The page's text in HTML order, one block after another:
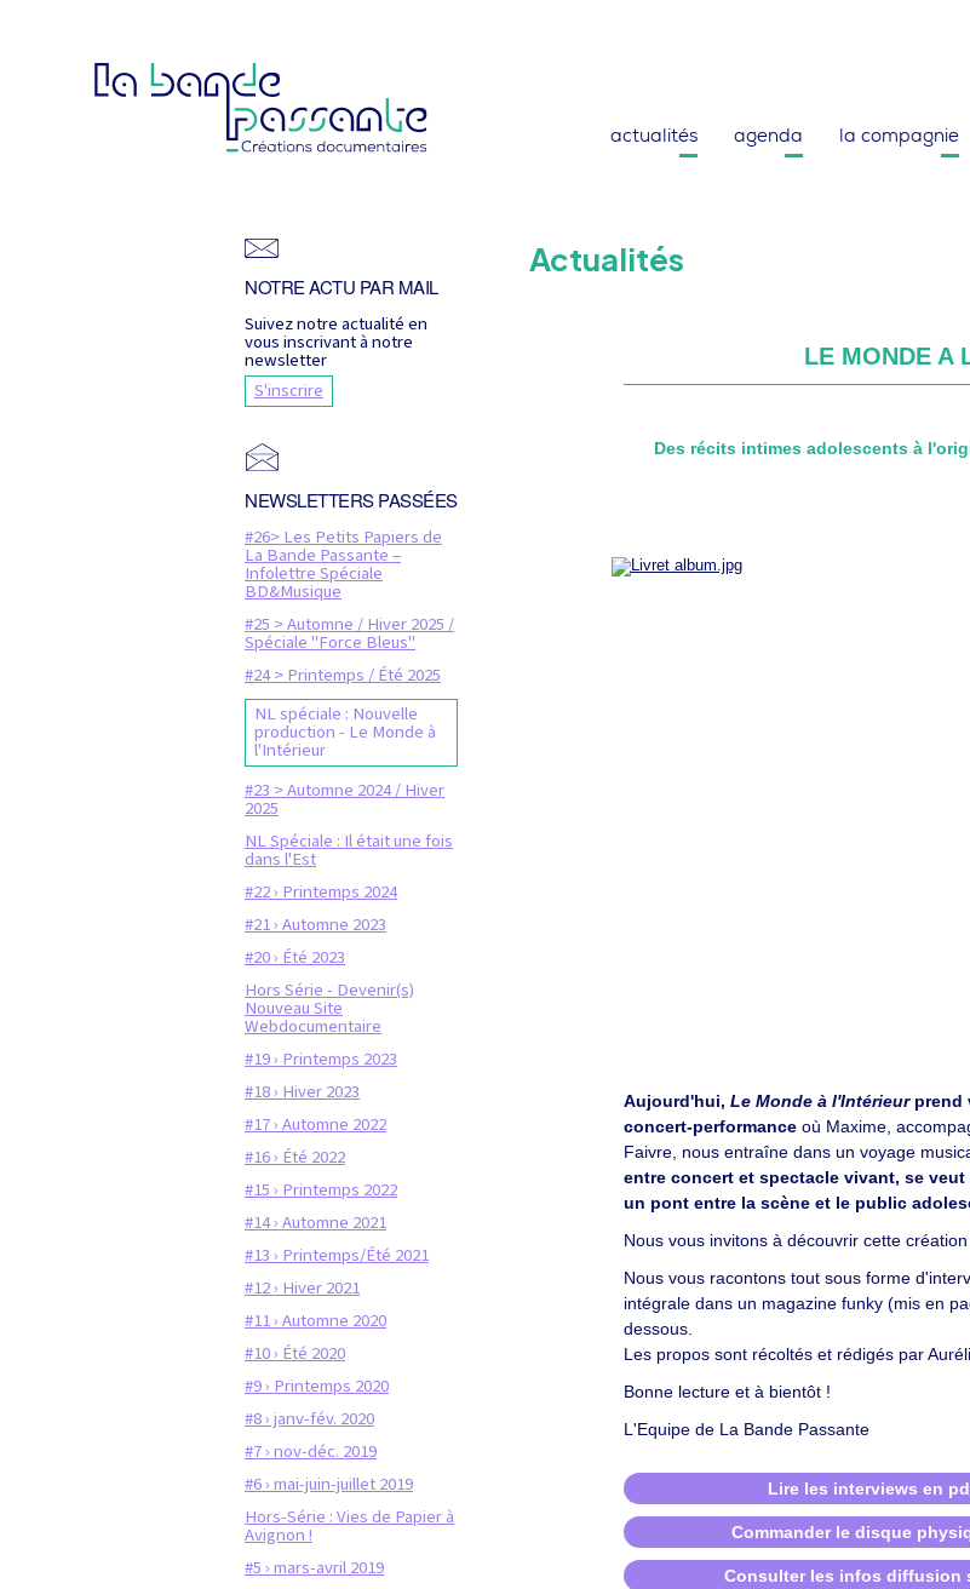
actualités agenda la compagnie
Actualités
NOTRE ACTU PAR MAIL
Suivez notre actualité en
vous inscrivant à notre
newsletter
S'inscrire
NEWSLETTERS PASSÉES
#26> Les Petits Papiers de
La Bande Passante –
Infolettre Spéciale
BD&Musique
#25 > Automne / Hiver 2025 /
Spéciale "Force Bleus"
#24 > Printemps / Été 2025
NL spéciale : Nouvelle
production - Le Monde à
l'Intérieur
#23 > Automne 2024 / Hiver
2025
NL Spéciale : Il était une fois
dans l'Est
#22 › Printemps 2024
#21 › Automne 2023
#20 › Été 2023
Hors Série - Devenir(s)
Nouveau Site
Webdocumentaire
#19 › Printemps 2023
#18 › Hiver 2023
#17 › Automne 2022
#16 › Été 2022
#15 › Printemps 2022
#14 › Automne 2021
#13 › Printemps/Été 2021
#12 › Hiver 2021
#11 › Automne 2020
#10 › Été 2020
#9 › Printemps 2020
#8 › janv-fév. 2020
#7 › nov-déc. 2019
#6 › mai-juin-juillet 2019
Hors-Série : Vies de Papier à
Avignon !
#5 › mars-avril 2019
LE MONDE A
Des récits intimes adolescents à
Aujourd'hui, Le Monde à l'Intérieurprend
concert-performanceoù Maxime,
Faivre, nous entraîne dans un voyage
entre concert et spectacle vivant, se
un pont entre la scène et le public
Nous vous invitons à découvrir cette création
Nous vous racontons tout sous forme
intégrale dans un magazine funky (mis en
dessous.
Les propos sont récoltés et rédigés par
Bonne lecture et à bientôt !
L'Equipe de La Bande Passante
Lire les interviews en
Commander le disque
Consulter les infos diffusion